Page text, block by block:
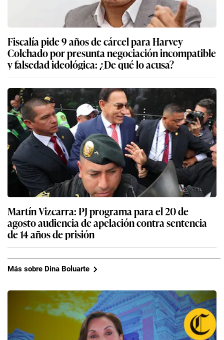
Fiscalía pide 9 años de cárcel para Harvey
Colchado por presunta negociación incompatible
y falsedad ideológica: ¿De qué lo acusa?
Martín Vizcarra: PJ programa para el 20 de
agosto audiencia de apelación contra sentencia
de 14 años de prisión
Más sobre Dina Boluarte